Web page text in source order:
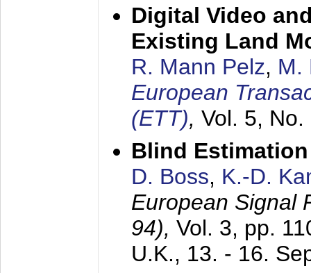
Digital Video
Existing Land
R. Mann Pelz, M.
European
(ETT), Vol. 5,
Blind
D. Boss, K.-D.
European Signal
94), Vol. 3, pp.
U.K., 13. - 16.